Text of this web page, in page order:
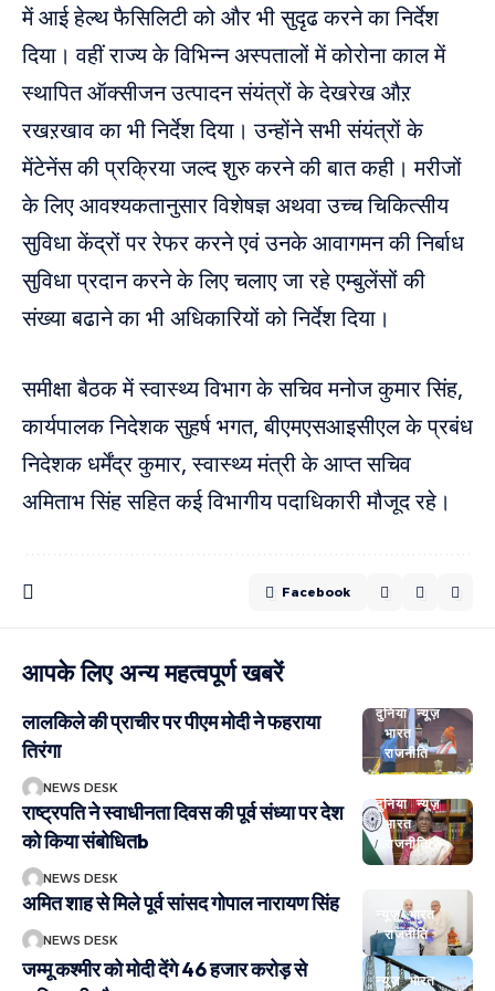
में आई हेल्थ फैसिलिटी को और भी सुदृढ करने का निर्देश
दिया। वहीं राज्य के विभिन्न अस्पतालों में कोरोना काल में
स्थापित ऑक्सीजन उत्पादन संयंत्रों के देखरेख औऱ
रखऱखाव का भी निर्देश दिया। उन्होंने सभी संयंत्रों के
मेंटेनेंस की प्रक्रिया जल्द शुरु करने की बात कही। मरीजों
के लिए आवश्यकतानुसार विशेषज्ञ अथवा उच्च चिकित्सीय
सुविधा केंद्रों पर रेफर करने एवं उनके आवागमन की निर्बाध
सुविधा प्रदान करने के लिए चलाए जा रहे एम्बुलेंसों की
संख्या बढाने का भी अधिकारियों को निर्देश दिया।
समीक्षा बैठक में स्वास्थ्य विभाग के सचिव मनोज कुमार सिंह,
कार्यपालक निदेशक सुहर्ष भगत, बीएमएसआइसीएल के प्रबंध
निदेशक धर्मेंद्र कुमार, स्वास्थ्य मंत्री के आप्त सचिव
अमिताभ सिंह सहित कई विभागीय पदाधिकारी मौजूद रहे।
Facebook
आपके लिए अन्य महत्वपूर्ण खबरें
दुनिया न्यूज़
भारत
राजनीति
लालकिले की प्राचीर पर पीएम मोदी ने फहराया
तिरंगा
NEWS DESK
दुनिया न्यूज़
भारत
राजनीति
राष्ट्रपति ने स्वाधीनता दिवस की पूर्व संध्या पर देश
को किया संबोधितb
NEWS DESK
न्यूज़ भारत
राजनीति
अमित शाह से मिले पूर्व सांसद गोपाल नारायण सिंह
NEWS DESK
न्यूज़ भारत
जम्मू कश्मीर को मोदी देंगे 46 हजार करोड़ से